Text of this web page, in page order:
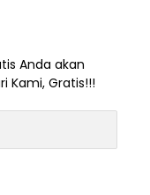
Anda akan
Kami, Gratis!!!